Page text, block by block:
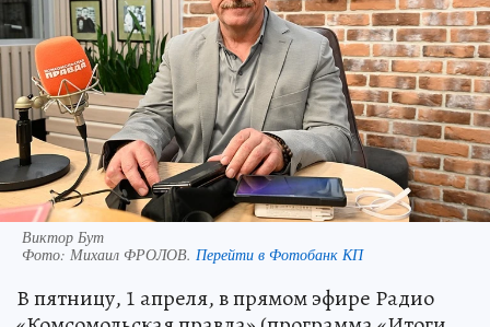
Виктор Бут
Фото: Михаил ФРОЛОВ. Перейти в Фотобанк КП
В пятницу, 1 апреля, в прямом эфире Радио